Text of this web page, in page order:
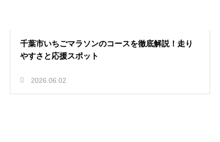
千葉市いちごマラソンのコースを徹底解説！走り
やすさと応援スポット
2026.06.02